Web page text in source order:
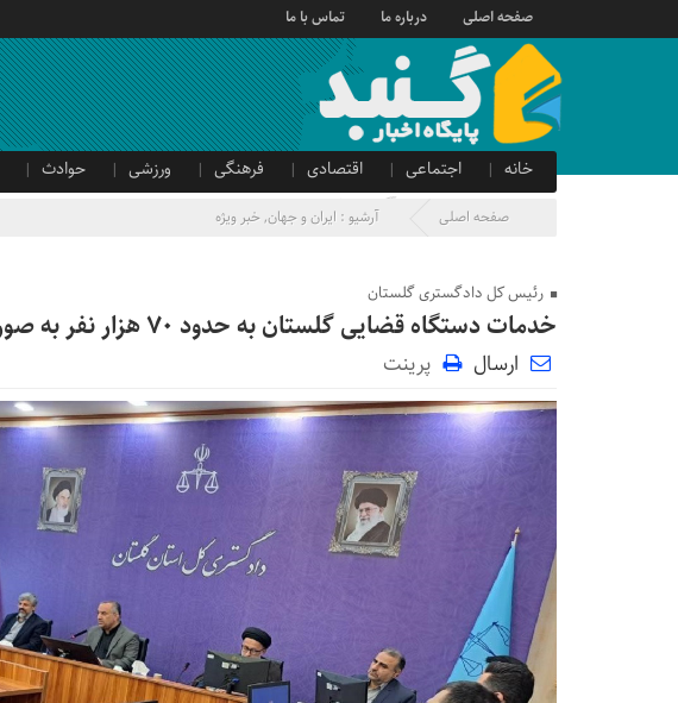
صفحه اصلی درباره ما تماس با ما
خانه اجتماعی اقتصادی فرهنگی ورزشی حوادث
صدای شهروند
آگهی دولتی صفحه اصلی آرشیو : ایران و جهان,خبر ویژه
رئیس کل دادگستری گلستان
خدمات دستگاه قضایی گلستان به حدود ۷۰ هزار نفر به صورت ماهانه
ارسال پرینت